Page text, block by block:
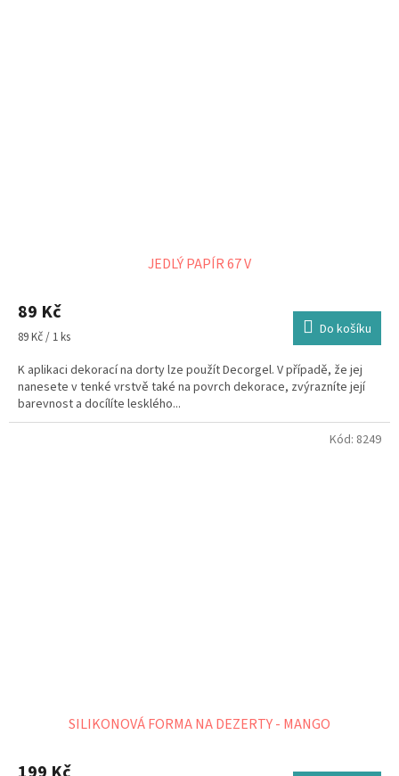
JEDLÝ PAPÍR 67 V
89 Kč
Měrná
89 Kč / 1 ks Do košíku
K aplikaci dekorací na dorty lze použít Decorgel. V případě, že jej
nanesete v tenké vrstvě také na povrch dekorace, zvýrazníte její
barevnost a docílíte lesklého...
SILIKONOVÁ FORMA NA DEZERTY - MANGO
Kód: 8249